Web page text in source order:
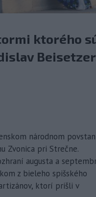
ktorého
národnom
Zvonica pri Strečne.
augusta a
z bieleho spišského
ktorí prišli v